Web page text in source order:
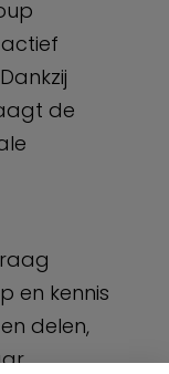
de
en kennis
delen,